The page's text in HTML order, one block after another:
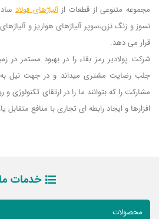
مجموعه متنوعی از قطعات ازآلیاژهای فولاد
نسوز و زنگ نزن،سوپر آلیاژهای هواریز و
قرار می دهد.
شركت پولادیر رمز بقاء را در بهبود مستمر در
جلب رضایت مشتری میداند و در جهت نیل
مشاركت را كه بتوانند ما را در ارتقای تكنولوژی
افزارها و ایجاد رابطه ای تجاری با منافع
خدمات ما
محصولات